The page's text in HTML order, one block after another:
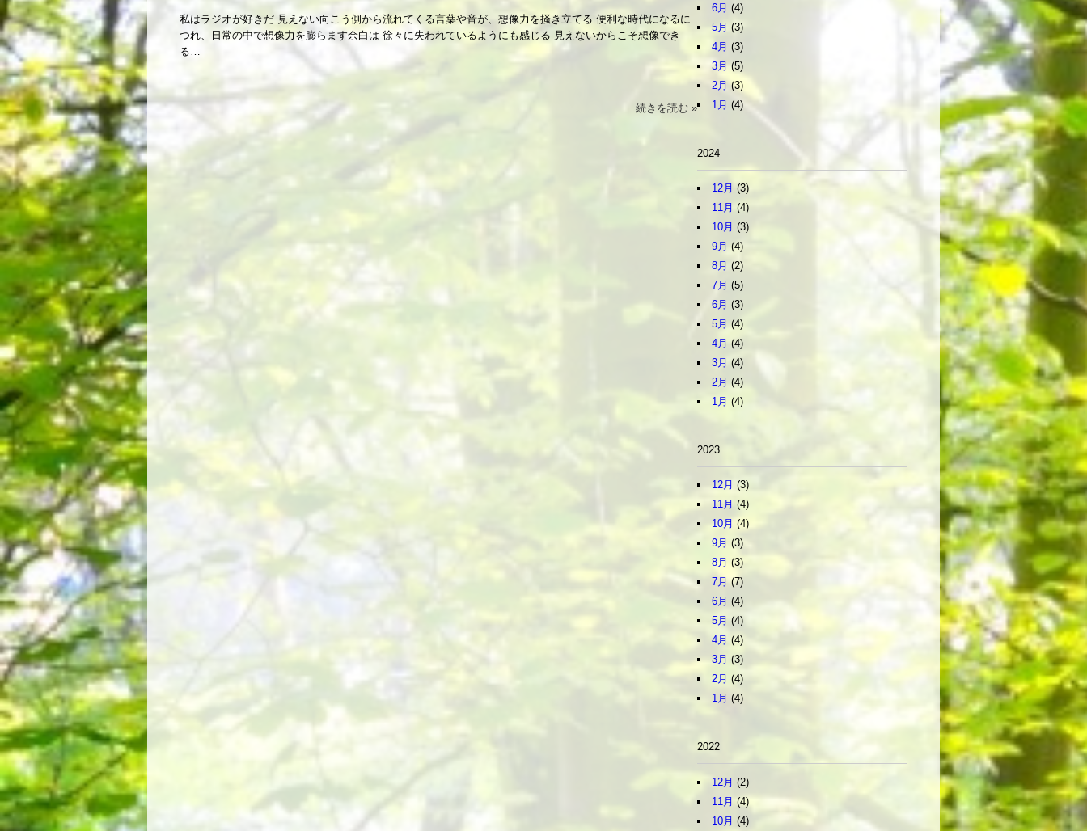
私はラジオが好きだ 見えない向こう側から流れてくる言葉や音が、想像力を掻き立てる 便利な時代になるに
つれ、日常の中で想像力を膨らます余白は 徐々に失われているようにも感じる 見えないからこそ想像でき
る…
続きを読む »
6月 (4)
5月 (3)
4月 (3)
3月 (5)
2月 (3)
1月 (4)
2024
12月 (3)
11月 (4)
10月 (3)
9月 (4)
8月 (2)
7月 (5)
6月 (3)
5月 (4)
4月 (4)
3月 (4)
2月 (4)
1月 (4)
2023
12月 (3)
11月 (4)
10月 (4)
9月 (3)
8月 (3)
7月(7)
6月 (4)
5月 (4)
4月 (4)
3月 (3)
2月 (4)
1月 (4)
2022
12月 (2)
11月 (4)
10月 (4)